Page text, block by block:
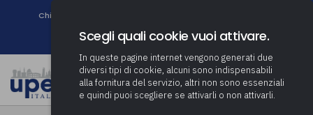
Chi siamo
Newsletter
Scegli quali cookie vuoi attivare.
In queste pagine internet vengono generati due
diversi tipi di cookie, alcuni sono indispensabili
alla fornitura del servizio, altri non sono essenziali
e quindi puoi scegliere se attivarli o non attivarli.